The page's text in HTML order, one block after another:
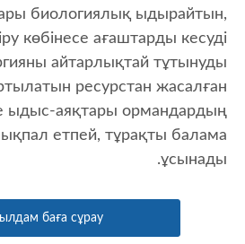
биологиялық ыдырайтын,
көбінесе ағаштарды кесуді
айтарлықтай тұтынуды
ресурстан жасалған
ыдыс-аяқтары ормандардың
етпей, тұрақты балама
ұсынады.
баға сұрау